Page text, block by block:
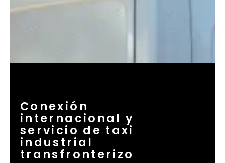
Conexión
internacional y
servicio de taxi
industrial
transfronterizo